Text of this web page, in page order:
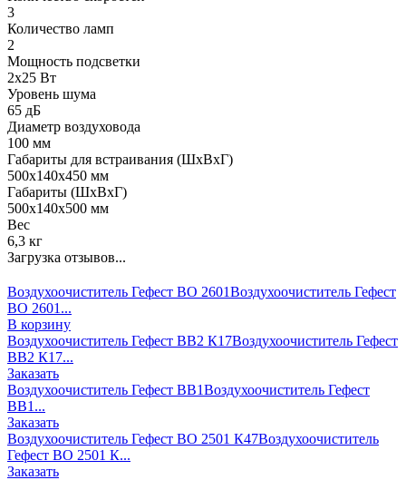
3
Количество ламп
2
Мощность подсветки
2х25 Вт
Уровень шума
65 дБ
Диаметр воздуховода
100 мм
Габариты для встраивания (ШхВхГ)
500х140х450 мм
Габариты (ШхВхГ)
500х140х500 мм
Вес
6,3 кг
Загрузка отзывов...
Воздухоочиститель Гефест ВО 2601Воздухоочиститель Гефест
ВО 2601...
В корзину
Воздухоочиститель Гефест ВВ2 К17Воздухоочиститель Гефест
ВВ2 К17...
Заказать
Воздухоочиститель Гефест ВВ1Воздухоочиститель Гефест
ВВ1...
Заказать
Воздухоочиститель Гефест ВО 2501 К47Воздухоочиститель
Гефест ВО 2501 К...
Заказать